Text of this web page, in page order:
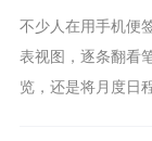
不少人在用手机便
表视图，逐条翻看
览，还是将月度日